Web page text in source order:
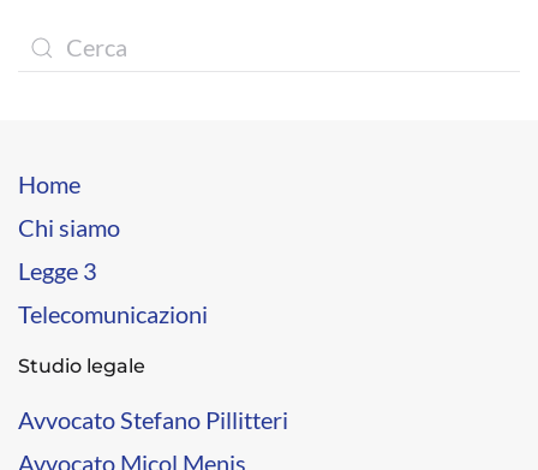
Home
Chi siamo
Legge 3
Telecomunicazioni
Studio legale
Avvocato Stefano Pillitteri
Avvocato Micol Menis